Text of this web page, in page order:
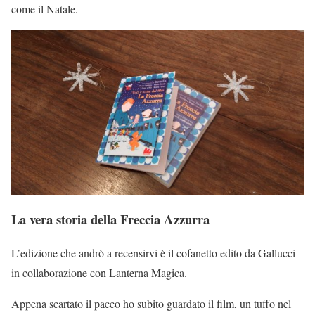
come il Natale.
La vera storia della Freccia Azzurra
L’edizione che andrò a recensirvi è il cofanetto edito da Gallucci
in collaborazione con Lanterna Magica.
Appena scartato il pacco ho subito guardato il film, un tuffo nel